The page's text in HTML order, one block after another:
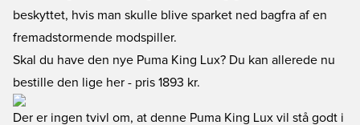
beskyttet, hvis man skulle blive sparket ned bagfra af en
fremadstormende modspiller.
Skal du have den nye Puma King Lux? Du kan allerede nu
bestille den lige her - pris 1893 kr.
Der er ingen tvivl om, at denne Puma King Lux vil stå godt i